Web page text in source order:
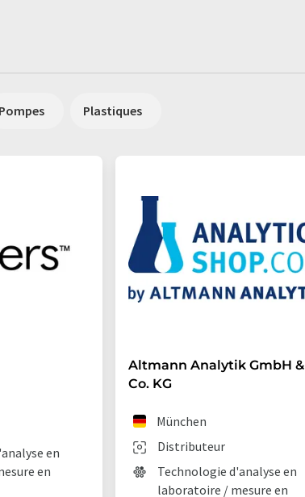
Pompes Plastiques
en
en
Altmann Analytik GmbH &
Co. KG
Distributeur
München
Technologie d'analyse en
laboratoire / mesure en